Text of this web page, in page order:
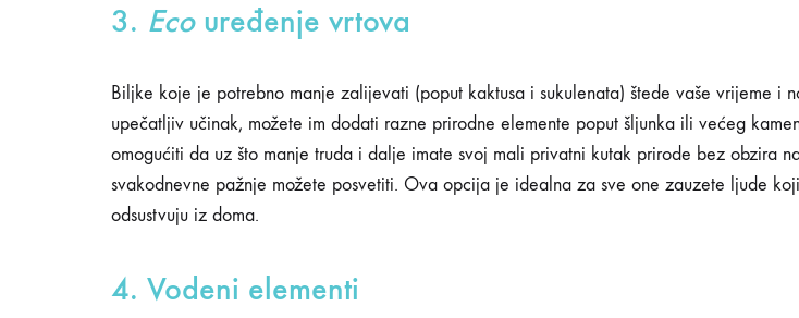
3. Ecouređenje vrtova
Biljke koje je potrebno manje zalijevati (poput kaktusa i sukulenata) štede vaše vrijeme i
upečatljiv učinak, možete im dodati razne prirodne elemente poput šljunka ili većeg
omogućiti da uz što manje truda i dalje imate svoj mali privatni kutak prirode bez obzira
svakodnevne pažnje možete posvetiti. Ova opcija je idealna za sve one zauzete ljude
odsustvuju iz doma.
4. Vodeni elementi